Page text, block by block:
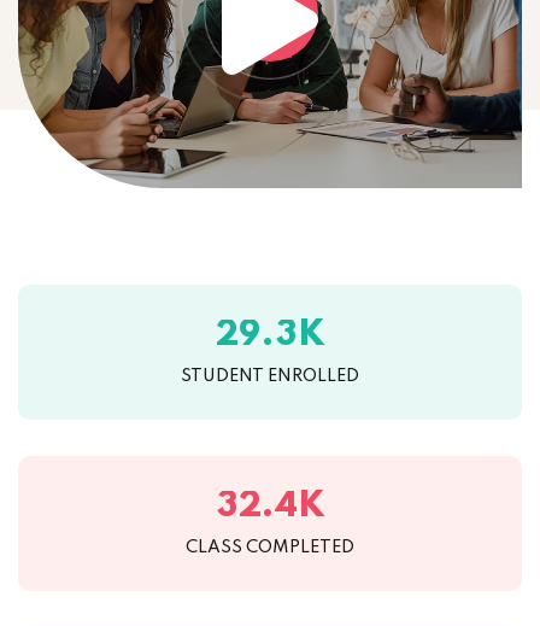
29.3 K
STUDENT ENROLLED
32.4 K
CLASS COMPLETED